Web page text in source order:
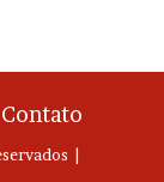
Contato
|